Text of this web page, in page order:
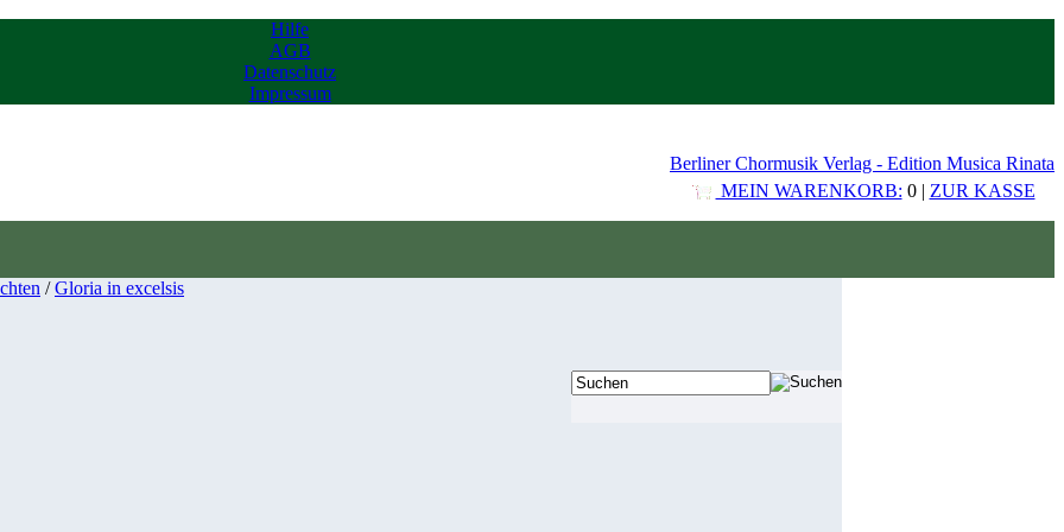
Hilfe
AGB
Datenschutz
Impressum
Berliner Chormusik Verlag - Edition Musica Rinata
MEIN WARENKORB: 0 | ZUR KASSE
/Gloria in excelsis